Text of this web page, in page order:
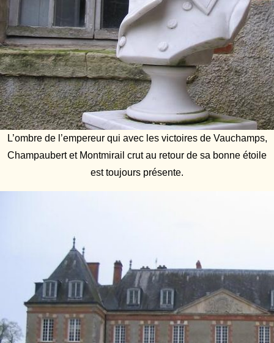
L’ombre de l’empereur qui avec les victoires de Vauchamps,
Champaubert et Montmirail crut au retour de sa bonne étoile
est toujours présente.